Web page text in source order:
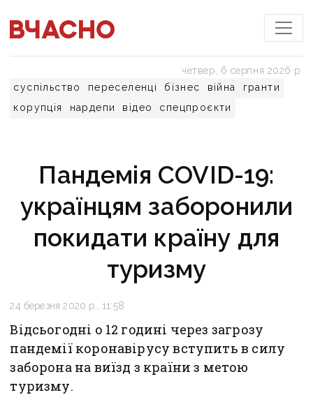
суспільство переселенці бізнес війна
гранти
корупція
нардепи відео спецпроєкти
четвер, 6 серпня 2026 р.
Пандемія COVID-19:
українцям заборонили
покидати країну для
туризму
24 березня 2020 р., 11:58
Відсьогодні о 12 годині через загрозу
пандемії коронавірусу вступить в силу
заборона на виїзд з країни з метою
туризму.